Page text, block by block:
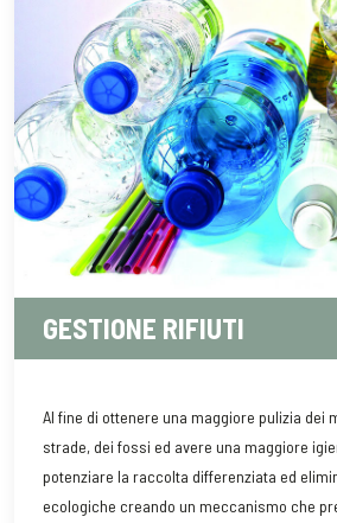
GESTIONE RIFIUTI
Al fine di ottenere una maggiore pulizia dei
strade, dei fossi ed avere una maggiore
potenziare la raccolta differenziata ed
ecologiche creando un meccanismo che